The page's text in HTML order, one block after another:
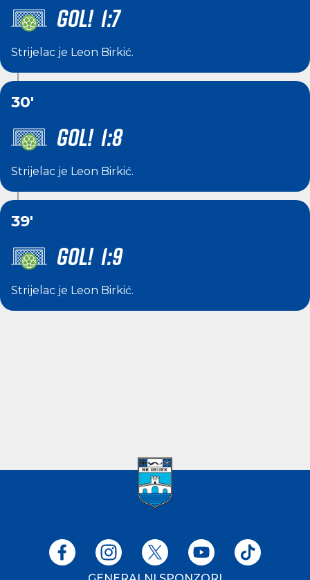
GOL! 1:7
Strijelac je Leon Birkić.
30'
GOL! 1:8
Strijelac je Leon Birkić.
39'
GOL! 1:9
Strijelac je Leon Birkić.